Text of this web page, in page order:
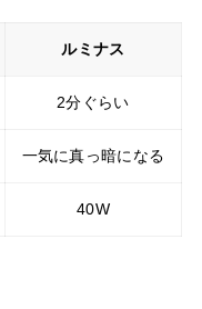
ルミナス
2分ぐらい
一気に真っ暗になる
40W